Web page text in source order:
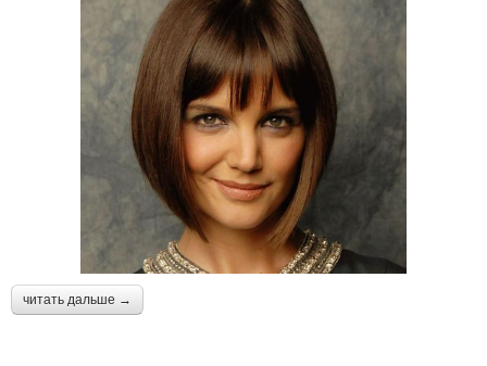
читать дальше →